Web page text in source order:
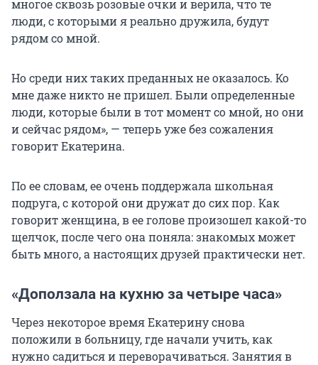
многое сквозь розовые очки и верила, что те
люди, с которыми я реально дружила, будут
рядом со мной.
Но среди них таких преданных не оказалось. Ко
мне даже никто не пришел. Были определенные
люди, которые были в тот момент со мной, но они
и сейчас рядом», — теперь уже без сожаления
говорит Екатерина.
По ее словам, ее очень поддержала школьная
подруга, с которой они дружат до сих пор. Как
говорит женщина, в ее голове произошел какой-то
щелчок, после чего она поняла: знакомых может
быть много, а настоящих друзей практически нет.
«Доползала на кухню за четыре часа»
Через некоторое время Екатерину снова
положили в больницу, где начали учить, как
нужно садиться и переворачиваться. Занятия в